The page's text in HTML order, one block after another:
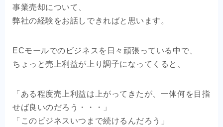
クライアントの声
事業売却について、
弊社の経験をお話しできればと思います。
ECモールでのビジネスを日々頑張っている中で、
ちょっと売上利益が上り調子になってくると、
「ある程度売上利益は上がってきたが、一体何を目指
せば良いのだろう・・・」
「このビジネスいつまで続けるんだろう」